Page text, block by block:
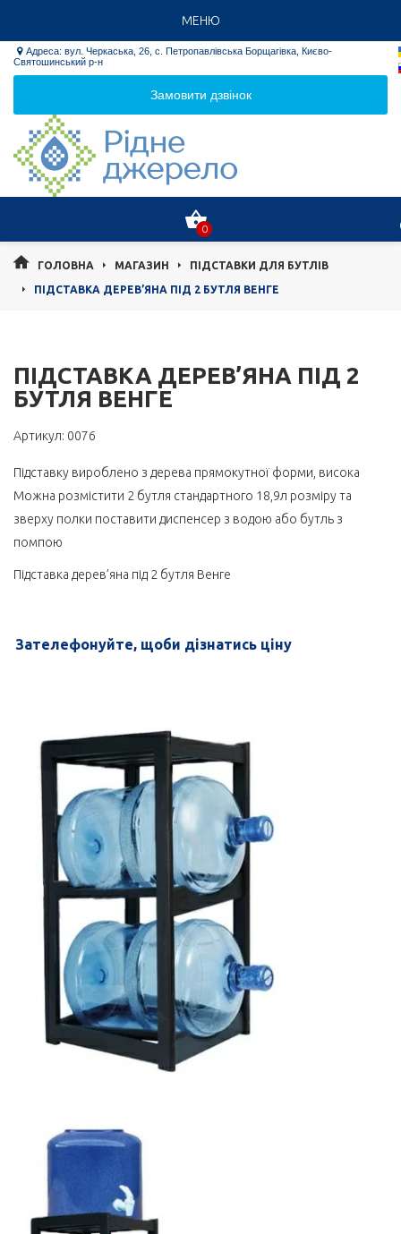
МЕНЮ
 Адреса: вул. Черкаська, 26, с. Петропавлівська Борщагівка, Києво-
Святошинський р-н
Замовити дзвінок
0
ГОЛОВНА МАГАЗИН ПІДСТАВКИ ДЛЯ БУТЛІВ
ПІДСТАВКА ДЕРЕВ’ЯНА ПІД 2 БУТЛЯ ВЕНГЕ
ПІДСТАВКА ДЕРЕВ’ЯНА ПІД 2
БУТЛЯ ВЕНГЕ
Артикул: 0076
Підставку вироблено з дерева прямокутної форми, висока
Можна розмістити 2 бутля стандартного 18,9л розміру та
зверху полки поставити диспенсер з водою або бутль з
помпою
Підставка дерев’яна під 2 бутля Венге
Зателефонуйте, щоби дізнатись ціну